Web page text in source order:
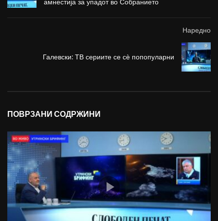
амнестија за упадот во Собранието
Наредно
Галевски: ТВ сериите се сѐ попопуларни
ПОВРЗАНИ СОДРЖИНИ